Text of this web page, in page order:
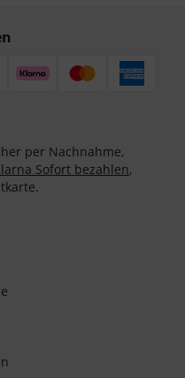
per Nachnahme,
Sofort bezahlen,